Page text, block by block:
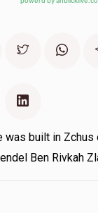
was built in Zchus
Ben Rivkah